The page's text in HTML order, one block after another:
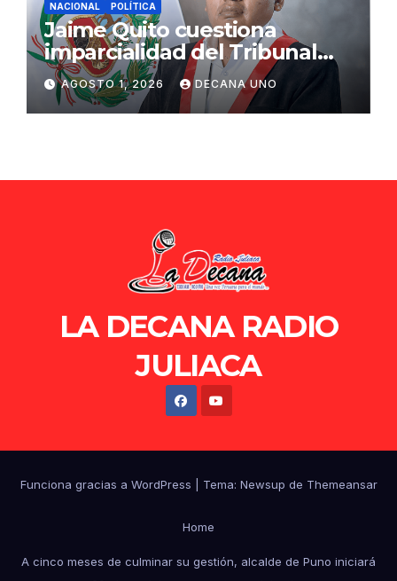
NACIONAL POLÍTICA
Jaime Quito cuestiona
imparcialidad del Tribunal
Constitucional tras liberación
de Ollanta Humala
AGOSTO 1, 2026 DECANA UNO
LA DECANA RADIO
JULIACA
Funciona gracias a WordPress Tema: Newsup de Themeansar
Home
A cinco meses de culminar su gestión, alcalde de Puno iniciará